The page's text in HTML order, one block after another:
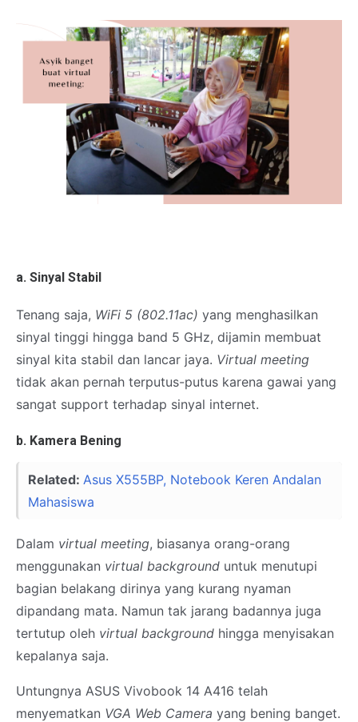
a. Sinyal Stabil
Tenang saja, WiFi 5 (802.11ac) yang menghasilkan
sinyal tinggi hingga band 5 GHz, dijamin membuat
sinyal kita stabil dan lancar jaya. Virtual meeting
tidak akan pernah terputus-putus karena gawai yang
sangat support terhadap sinyal internet.
b. Kamera Bening
Related: Asus X555BP, Notebook Keren Andalan
Mahasiswa
Dalam virtual meeting, biasanya orang-orang
menggunakan virtual background untuk menutupi
bagian belakang dirinya yang kurang nyaman
dipandang mata. Namun tak jarang badannya juga
tertutup oleh virtual background hingga menyisakan
kepalanya saja.
Untungnya ASUS Vivobook 14 A416 telah
menyematkan VGA Web Camera yang bening banget.